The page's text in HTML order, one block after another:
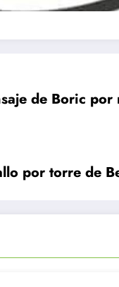
de Boric
por torre de